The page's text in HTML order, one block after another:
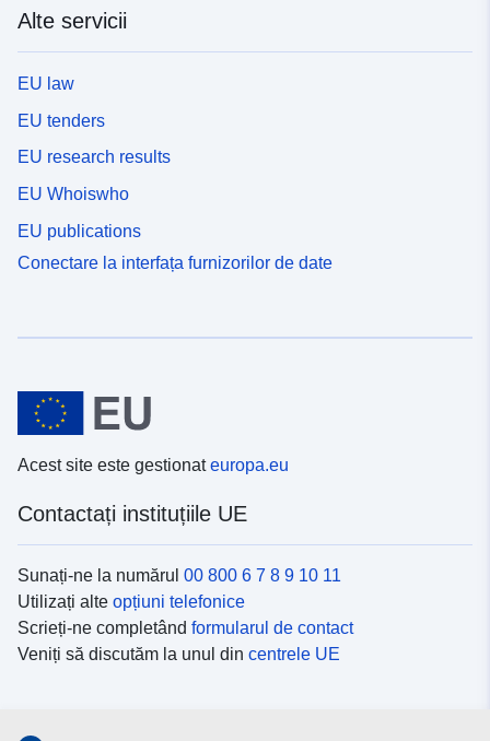
Alte servicii
EU law
EU tenders
EU research results
EU Whoiswho
EU publications
Conectare la interfața furnizorilor de date
Acest site este gestionateuropa.eu
Contactați instituțiile UE
Sunați-ne la numărul 00 800 6 7 8 9 10 11
Utilizați alte opțiuni telefonice
Scrieți-ne completând formularul de contact
Veniți să discutăm la unul din centrele UE